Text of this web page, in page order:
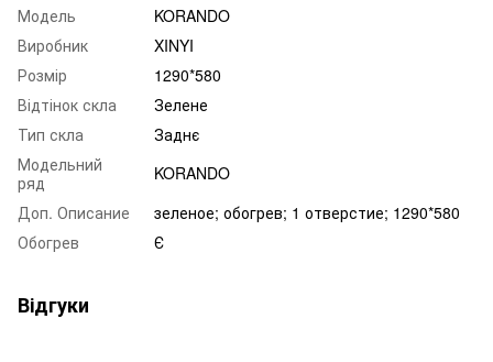
Модель
KORANDO
Виробник
XINYI
Розмір
1290*580
Відтінок скла
Зелене
Тип скла
Заднє
Модельний
ряд
KORANDO
Доп. Описание
зеленое; обогрев; 1 отверстие; 1290*580
Обогрев
Є
Відгуки